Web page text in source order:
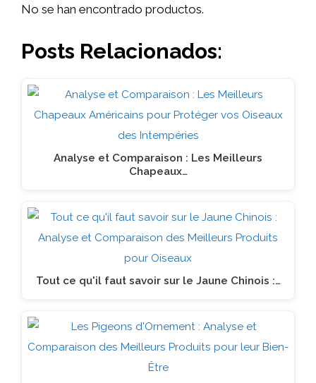
No se han encontrado productos.
Posts Relacionados:
Analyse et Comparaison : Les Meilleurs
Chapeaux…
Tout ce qu'il faut savoir sur le Jaune Chinois :…